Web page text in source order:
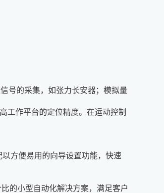
号的采集，如张力长安器；模拟量
工作平台的定位精度。在运动控制
方便易用的向导设置功能，快速
的小型自动化解决方案，满足客户